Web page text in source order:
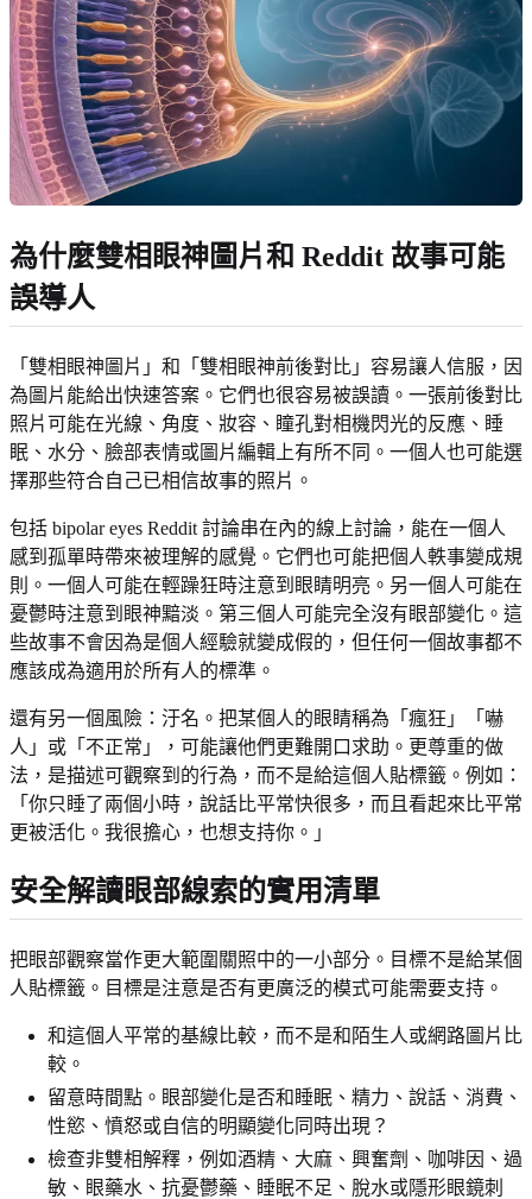
為什麼雙相眼神圖片和 Reddit 故事可能
誤導人
「雙相眼神圖片」和「雙相眼神前後對比」容易讓人信服，因
為圖片能給出快速答案。它們也很容易被誤讀。一張前後對比
照片可能在光線、角度、妝容、瞳孔對相機閃光的反應、睡
眠、水分、臉部表情或圖片編輯上有所不同。一個人也可能選
擇那些符合自己已相信故事的照片。
包括 bipolar eyes Reddit 討論串在內的線上討論，能在一個人
感到孤單時帶來被理解的感覺。它們也可能把個人軼事變成規
則。一個人可能在輕躁狂時注意到眼睛明亮。另一個人可能在
憂鬱時注意到眼神黯淡。第三個人可能完全沒有眼部變化。這
些故事不會因為是個人經驗就變成假的，但任何一個故事都不
應該成為適用於所有人的標準。
還有另一個風險：汙名。把某個人的眼睛稱為「瘋狂」「嚇
人」或「不正常」，可能讓他們更難開口求助。更尊重的做
法，是描述可觀察到的行為，而不是給這個人貼標籤。例如：
「你只睡了兩個小時，說話比平常快很多，而且看起來比平常
更被活化。我很擔心，也想支持你。」
安全解讀眼部線索的實用清單
把眼部觀察當作更大範圍關照中的一小部分。目標不是給某個
人貼標籤。目標是注意是否有更廣泛的模式可能需要支持。
和這個人平常的基線比較，而不是和陌生人或網路圖片比
較。
留意時間點。眼部變化是否和睡眠、精力、說話、消費、
性慾、憤怒或自信的明顯變化同時出現？
檢查非雙相解釋，例如酒精、大麻、興奮劑、咖啡因、過
敏、眼藥水、抗憂鬱藥、睡眠不足、脫水或隱形眼鏡刺